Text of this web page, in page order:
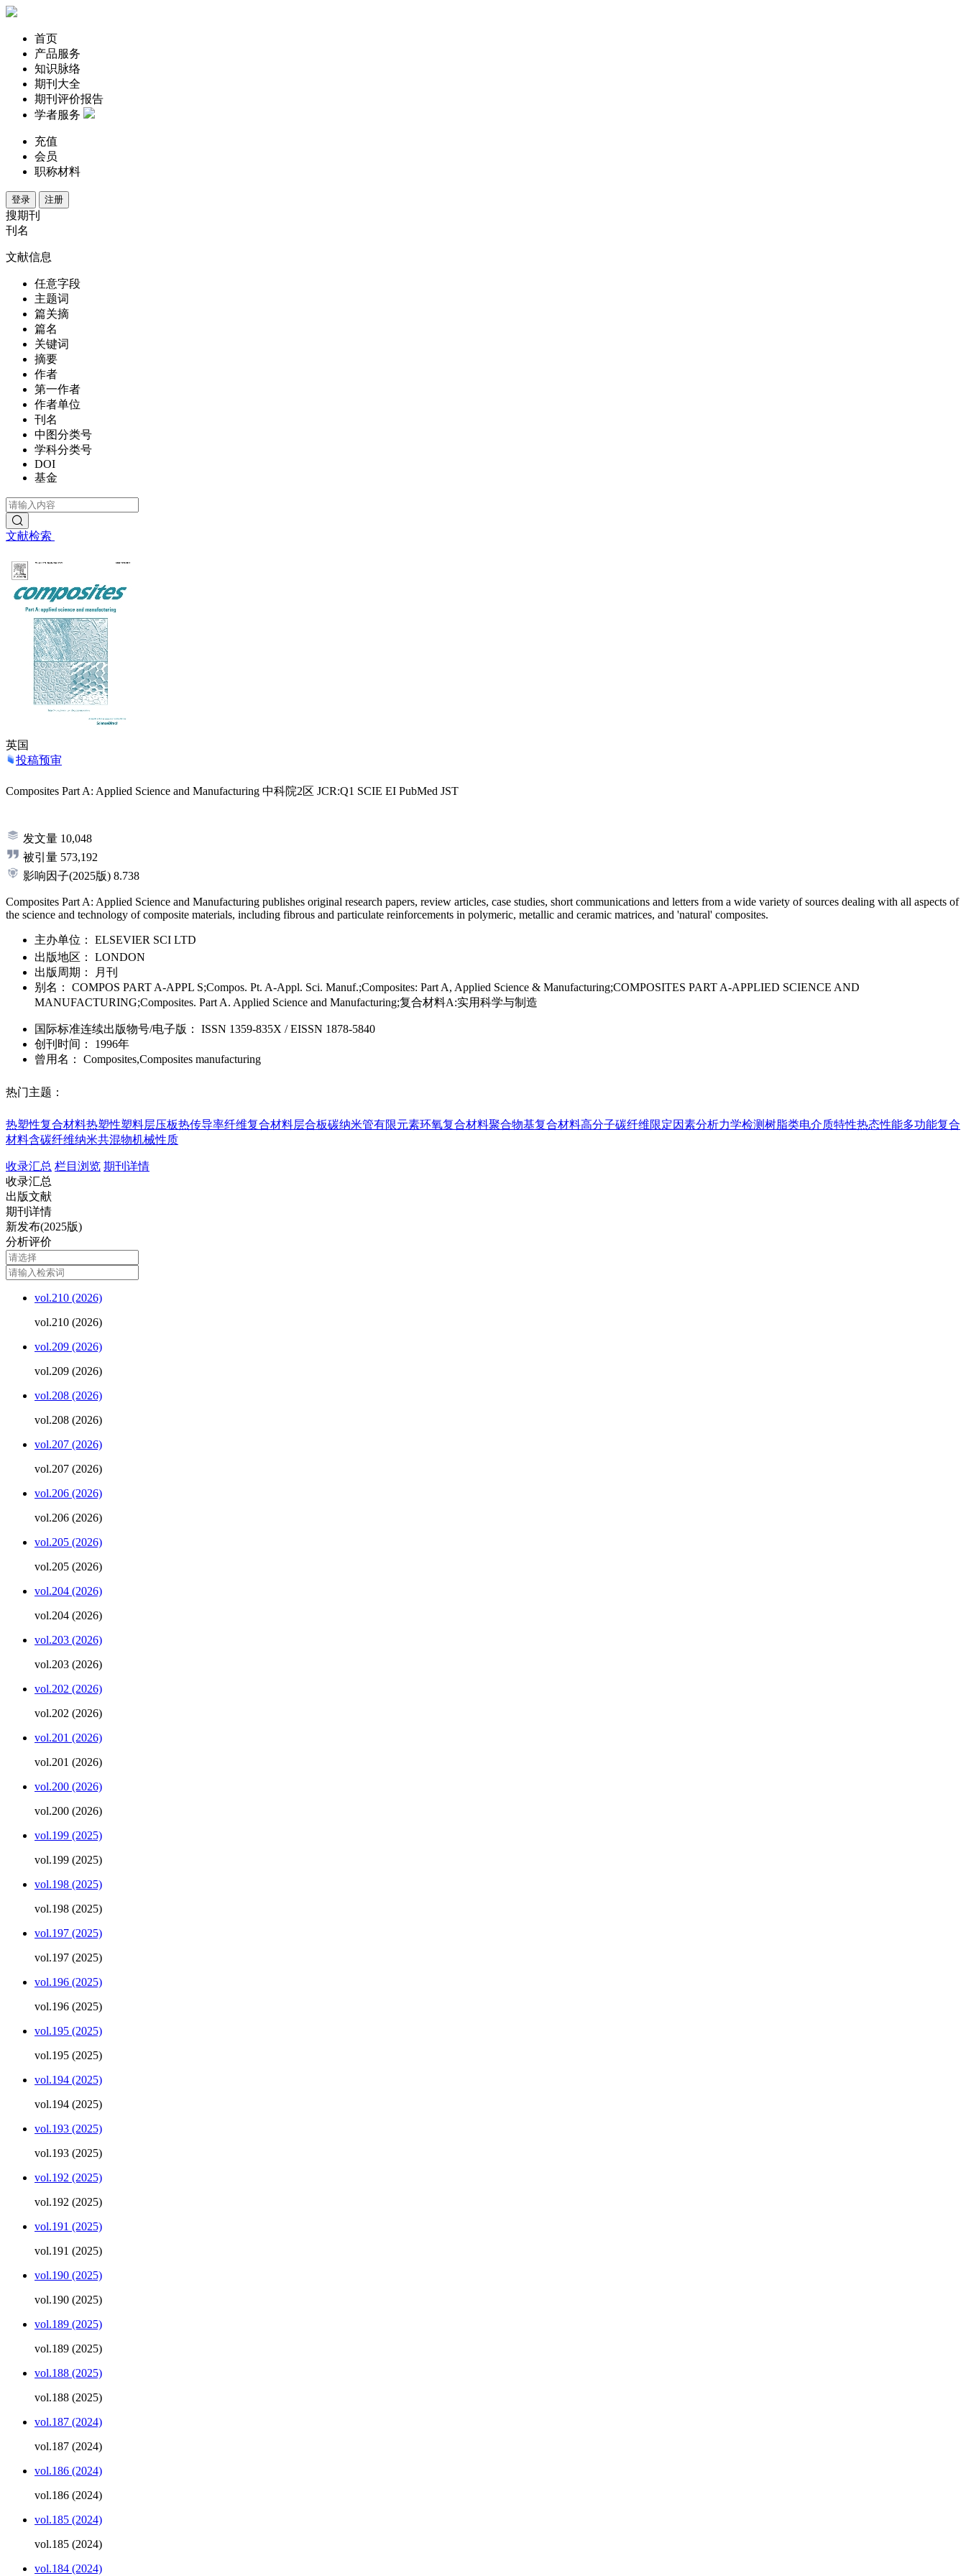
首页
产品服务
知识脉络
期刊大全
期刊评价报告
学者服务
充值
会员
职称材料
登录 注册
搜期刊
刊名
文献信息
任意字段
主题词
篇关摘
篇名
关键词
摘要
作者
第一作者
作者单位
刊名
中图分类号
学科分类号
DOI
基金
文献检索
英国
投稿预审
Composites Part A: Applied Science and Manufacturing 中科院2区 JCR:Q1 SCIE EI PubMed JST
发文量 10,048
被引量 573,192
影响因子(2025版) 8.738
Composites Part A: Applied Science and Manufacturing publishes original research papers, review articles, case studies, short communications and letters from a wide variety of sources dealing with all aspects of
the science and technology of composite materials, including fibrous and particulate reinforcements in polymeric, metallic and ceramic matrices, and 'natural' composites.
主办单位：
ELSEVIER SCI LTD
出版地区：
LONDON
出版周期：
月刊
别名：
COMPOS PART A-APPL S;Compos. Pt. A-Appl. Sci. Manuf.;Composites: Part A, Applied Science & Manufacturing;COMPOSITES PART A-APPLIED SCIENCE AND
MANUFACTURING;Composites. Part A. Applied Science and Manufacturing;复合材料A:实用科学与制造
国际标准连续出版物号/电子版 ： ISSN 1359-835X / EISSN 1878-5840
创刊时间：
1996年
曾用名：
Composites,Composites manufacturing
热门主题：
热塑性复合材料热塑性塑料层压板热传导率纤维复合材料层合板碳纳米管有限元素环氧复合材料聚合物基复合材料高分子碳纤维限定因素分析力学检测树脂类电介质特性热态性能多功能复合
材料含碳纤维纳米共混物机械性质
收录汇总 栏目浏览 期刊详情
收录汇总
出版文献
期刊详情
新发布(2025版)
分析评价
vol.210 (2026)
vol.210 (2026)
vol.209 (2026)
vol.209 (2026)
vol.208 (2026)
vol.208 (2026)
vol.207 (2026)
vol.207 (2026)
vol.206 (2026)
vol.206 (2026)
vol.205 (2026)
vol.205 (2026)
vol.204 (2026)
vol.204 (2026)
vol.203 (2026)
vol.203 (2026)
vol.202 (2026)
vol.202 (2026)
vol.201 (2026)
vol.201 (2026)
vol.200 (2026)
vol.200 (2026)
vol.199 (2025)
vol.199 (2025)
vol.198 (2025)
vol.198 (2025)
vol.197 (2025)
vol.197 (2025)
vol.196 (2025)
vol.196 (2025)
vol.195 (2025)
vol.195 (2025)
vol.194 (2025)
vol.194 (2025)
vol.193 (2025)
vol.193 (2025)
vol.192 (2025)
vol.192 (2025)
vol.191 (2025)
vol.191 (2025)
vol.190 (2025)
vol.190 (2025)
vol.189 (2025)
vol.189 (2025)
vol.188 (2025)
vol.188 (2025)
vol.187 (2024)
vol.187 (2024)
vol.186 (2024)
vol.186 (2024)
vol.185 (2024)
vol.185 (2024)
vol.184 (2024)